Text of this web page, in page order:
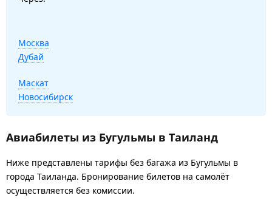
Москва
Дубай
Маскат
Новосибирск
Авиабилеты из Бугульмы в Таиланд
Ниже представлены тарифы без багажа из Бугульмы в
города Таиланда. Бронирование билетов на самолёт
осуществляется без комиссии.